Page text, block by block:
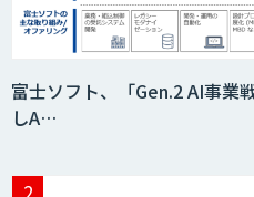
富士ソフト、「Gen.2 AI事業
しA…